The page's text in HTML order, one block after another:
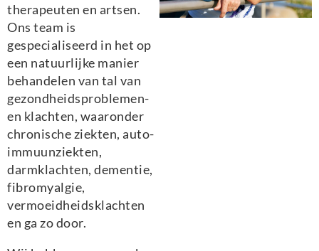
therapeuten en artsen.
Ons team is
gespecialiseerd in het op
een natuurlijke manier
behandelen van tal van
gezondheidsproblemen-
en klachten, waaronder
chronische ziekten, auto-
immuunziekten,
darmklachten, dementie,
fibromyalgie,
vermoeidheidsklachten
en ga zo door.